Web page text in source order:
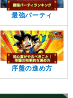
最強パーティ
序盤の進め方